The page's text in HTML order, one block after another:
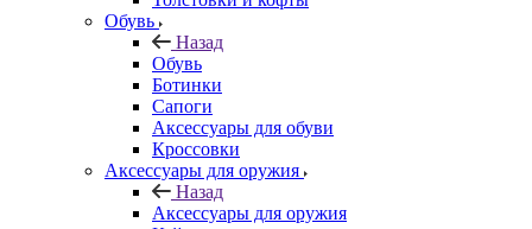
Обувь
Назад
Обувь
Ботинки
Сапоги
Аксессуары для обуви
Кроссовки
Аксессуары для оружия
Назад
Аксессуары для оружия